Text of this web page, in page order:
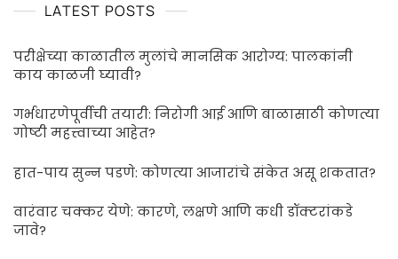
LATEST POSTS
परीक्षेच्या काळातील मुलांचे मानसिक आरोग्य: पालकांनी
काय काळजी घ्यावी?
गर्भधारणेपूर्वीची तयारी: निरोगी आई आणि बाळासाठी कोणत्या
गोष्टी महत्त्वाच्या आहेत?
हात-पाय सुन्न पडणे: कोणत्या आजारांचे संकेत असू शकतात?
वारंवार चक्कर येणे: कारणे, लक्षणे आणि कधी डॉक्टरांकडे
जावे?